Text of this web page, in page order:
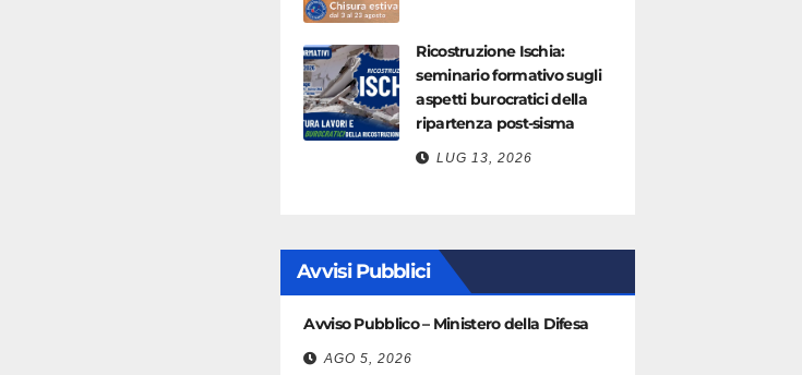
Ricostruzione Ischia:
seminario formativo sugli
aspetti burocratici della
ripartenza post-sisma
LUG 13, 2026
Avvisi Pubblici
Avviso Pubblico – Ministero della Difesa
AGO 5, 2026